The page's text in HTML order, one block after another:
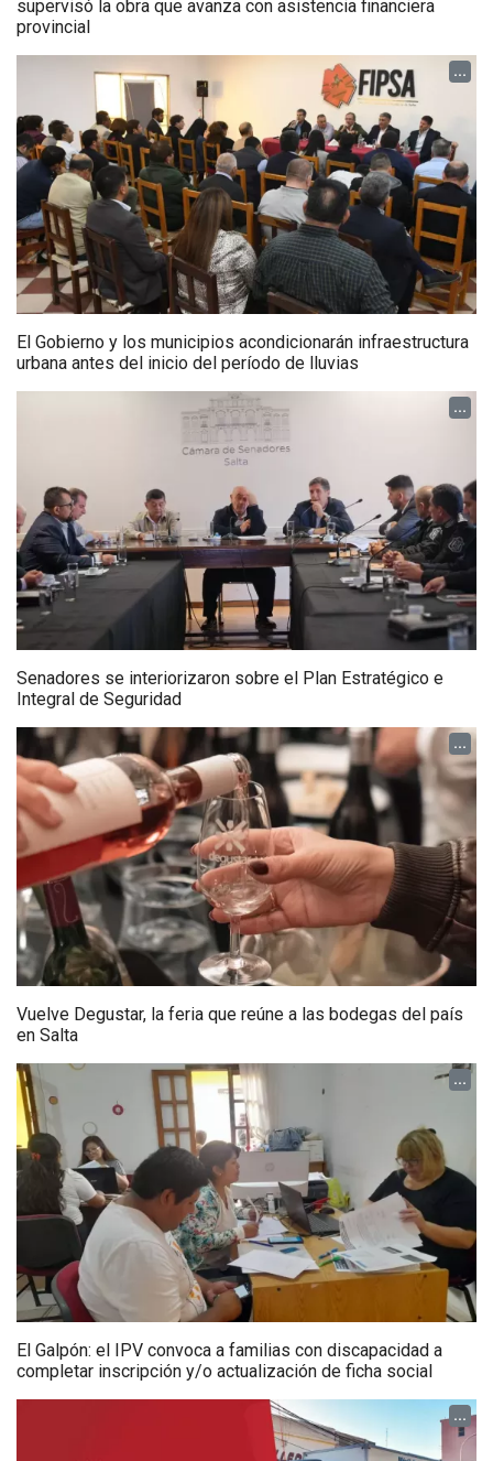
supervisó la obra que avanza con asistencia financiera
provincial
...
El Gobierno y los municipios acondicionarán infraestructura
urbana antes del inicio del período de lluvias
...
Senadores se interiorizaron sobre el Plan Estratégico e
Integral de Seguridad
...
Vuelve Degustar, la feria que reúne a las bodegas del país
en Salta
...
El Galpón: el IPV convoca a familias con discapacidad a
completar inscripción y/o actualización de ficha social
...